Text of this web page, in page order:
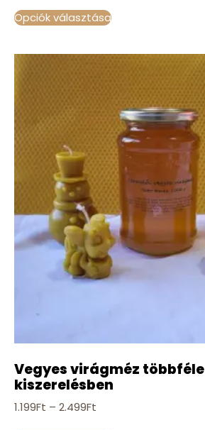
Opciók választása
Vegyes virágméz többféle
kiszerelésben
1.199Ft – 2.499Ft